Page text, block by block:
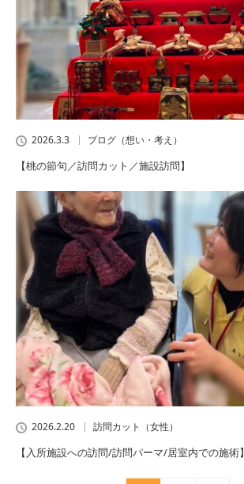
2026.3.3 ブログ（想い・考え）
【桃の節句／訪問カット／施設訪問】
2026.2.20 訪問カット（女性）
【入所施設への訪問/訪問パーマ/居室内での施術】